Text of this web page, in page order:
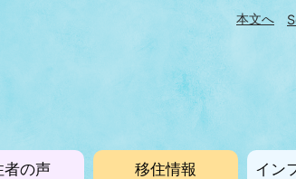
本文へ
者の声 移住情報 イン